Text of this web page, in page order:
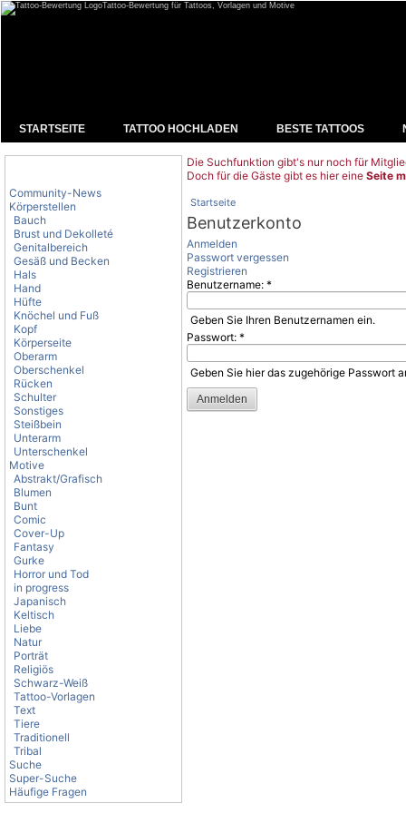
Tattoo-Bewertung für Tattoos, Vorlagen und Motive
STARTSEITE TATTOO HOCHLADEN BESTE TATTOOS
Community-News
Körperstellen
Bauch
Brust und Dekolleté
Genitalbereich
Gesäß und Becken
Hals
Hand
Hüfte
Knöchel und Fuß
Kopf
Körperseite
Oberarm
Oberschenkel
Rücken
Schulter
Sonstiges
Steißbein
Unterarm
Unterschenkel
Motive
Abstrakt/Grafisch
Blumen
Bunt
Comic
Cover-Up
Fantasy
Gurke
Horror und Tod
in progress
Japanisch
Keltisch
Liebe
Natur
Porträt
Religiös
Schwarz-Weiß
Tattoo-Vorlagen
Text
Tiere
Traditionell
Tribal
Suche
Super-Suche
Häufige Fragen
Die Suchfunktion gibt's nur noch für
Doch für die Gäste gibt es hier eine Seite
Startseite
Benutzerkonto
Anmelden
Passwort vergessen
Registrieren
Benutzername: *
Geben Sie Ihren Benutzernamen ein.
Passwort: *
Geben Sie hier das zugehörige Passwort